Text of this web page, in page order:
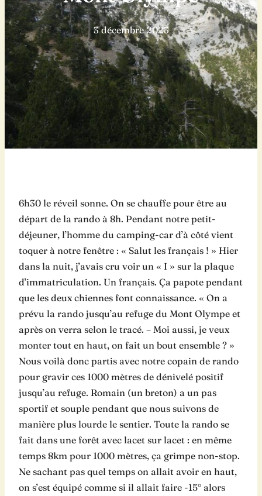
3 décembre 2023
6h30 le réveil sonne. On se chauffe pour être au
départ de la rando à 8h. Pendant notre petit-
déjeuner, l’homme du camping-car d’à côté vient
toquer à notre fenêtre : « Salut les français ! » Hier
dans la nuit, j’avais cru voir un « I » sur la plaque
d’immatriculation. Un français. Ça papote pendant
que les deux chiennes font connaissance. « On a
prévu la rando jusqu’au refuge du Mont Olympe et
après on verra selon le tracé. – Moi aussi, je veux
monter tout en haut, on fait un bout ensemble ? »
Nous voilà donc partis avec notre copain de rando
pour gravir ces 1000 mètres de dénivelé positif
jusqu’au refuge. Romain (un breton) a un pas
sportif et souple pendant que nous suivons de
manière plus lourde le sentier. Toute la rando se
fait dans une forêt avec lacet sur lacet : en même
temps 8km pour 1000 mètres, ça grimpe non-stop.
Ne sachant pas quel temps on allait avoir en haut,
on s’est équipé comme si il allait faire -15° alors